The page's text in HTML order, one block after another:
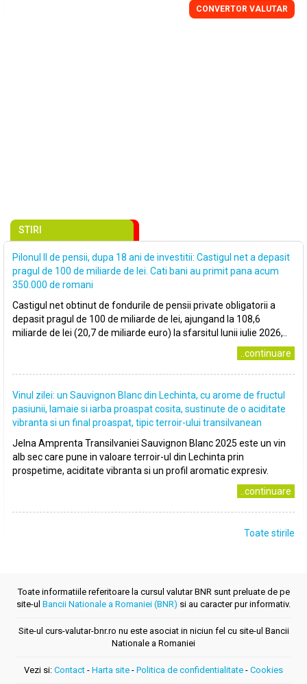
CONVERTOR VALUTAR
STIRI
Pilonul II de pensii, dupa 18 ani de investitii: Castigul net a depasit
pragul de 100 de miliarde de lei. Cati bani au primit pana acum
350.000 de romani
Castigul net obtinut de fondurile de pensii private obligatorii a
depasit pragul de 100 de miliarde de lei, ajungand la 108,6
miliarde de lei (20,7 de miliarde euro) la sfarsitul lunii iulie 2026,..
..continuare
Vinul zilei: un Sauvignon Blanc din Lechinta, cu arome de fructul
pasiunii, lamaie si iarba proaspat cosita, sustinute de o aciditate
vibranta si un final proaspat, tipic terroir-ului transilvanean
Jelna Amprenta Transilvaniei Sauvignon Blanc 2025 este un vin
alb sec care pune in valoare terroir-ul din Lechinta prin
prospetime, aciditate vibranta si un profil aromatic expresiv.
..continuare
Toate stirile
Toate informatiile referitoare la cursul valutar BNR sunt preluate de pe
site-ul Bancii Nationale a Romaniei (BNR) si au caracter pur informativ.
Site-ul curs-valutar-bnr.ro nu este asociat in niciun fel cu site-ul Bancii
Nationale a Romaniei
Vezi si: Contact - Harta site - Politica de confidentialitate - Cookies